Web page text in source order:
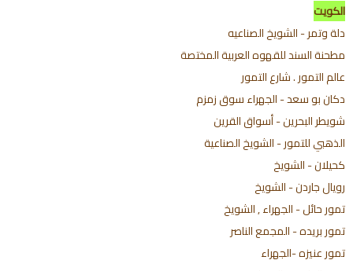
الكويت
دلة وتمر - الشويخ الصناعيه
مطحنة السند للقهوه العربية المختصة
عالم التمور . شارع التمور
دكان بو سعد - الجهراء سوق زمزم
شويطر البحرين - أسواق القرين
الذهبي للتمور - الشويخ الصناعية
كحيلان - الشويخ
رويال جاردن - الشويخ
تمور حائل - الجهراء , الشويخ
تمور بريده - المجمع الناصر
تمور عنيزه -الجهراء